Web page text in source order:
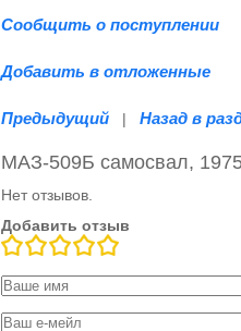
Сообщить о поступлении
Добавить в отложенные
Предыдущий | Назад в
МАЗ-509Б самосвал,
Нет отзывов.
Добавить отзыв